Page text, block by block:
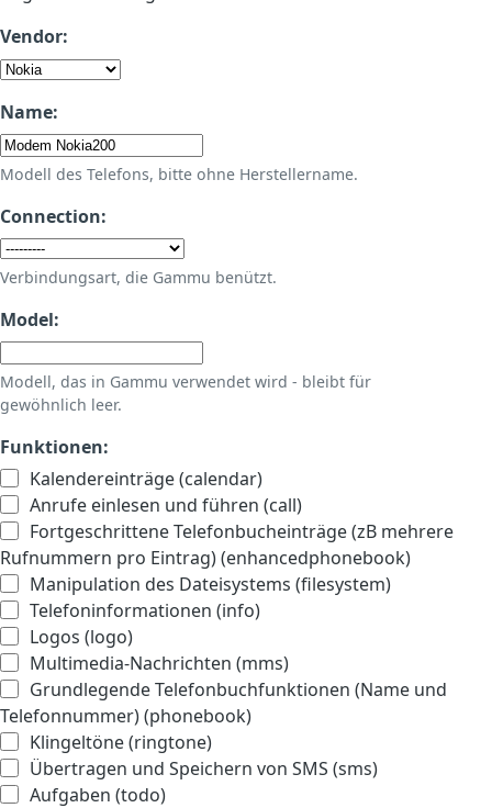
Vendor:
Name:
Modell des Telefons, bitte ohne Herstellername.
Connection:
Verbindungsart, die Gammu benützt.
Model:
Modell, das in Gammu verwendet wird - bleibt für
gewöhnlich leer.
Funktionen:
Kalendereinträge (calendar)
Anrufe einlesen und führen (call)
Fortgeschrittene Telefonbucheinträge (zB mehrere
Rufnummern pro Eintrag) (enhancedphonebook)
Manipulation des Dateisystems (filesystem)
Telefoninformationen (info)
Logos (logo)
Multimedia-Nachrichten (mms)
Grundlegende Telefonbuchfunktionen (Name und
Telefonnummer) (phonebook)
Klingeltöne (ringtone)
Übertragen und Speichern von SMS (sms)
Aufgaben (todo)